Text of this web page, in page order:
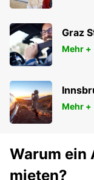
Graz
Mehr +
Mehr +
Warum ein
mieten?